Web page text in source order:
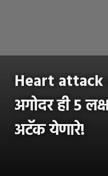
Heart attack
अगोदर ही 5
अटॅक येणारे!